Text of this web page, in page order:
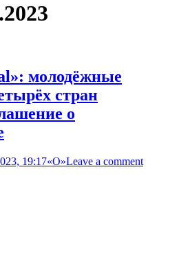
молодёжные
стран
о
19:17«О»Leave a comment